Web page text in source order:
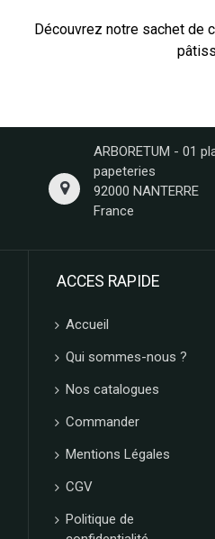
Découvrez notre sachet de
ARBORETUM - 01
papeteries
92000 NANTERRE
France
ACCES RAPIDE
Accueil
Qui sommes-nous ?
Nos catalogues
Commander
Mentions Légales
CGV
Politique de